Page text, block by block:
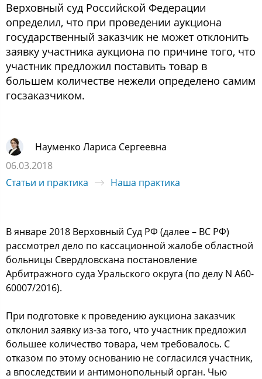
Верховный суд Российской Федерации
определил, что при проведении аукциона
государственный заказчик не может отклонить
заявку участника аукциона по причине того, что
участник предложил поставить товар в
большем количестве нежели определено самим
госзаказчиком.
Науменко Лариса Сергеевна
06.03.2018
Статьи и практика
Наша практика
В январе 2018 Верховный Суд РФ (далее – ВС РФ)
рассмотрел дело по кассационной жалобе областной
больницы Свердловскана постановление
Арбитражного суда Уральского округа (по делу N А60-
60007/2016).
При подготовке к проведению аукциона заказчик
отклонил заявку из-за того, что участник предложил
большее количество товара, чем требовалось. С
отказом по этому основанию не согласился участник,
а впоследствии и антимонопольный орган. Чью